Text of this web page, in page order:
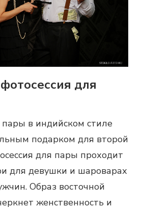
для
пары в индийском стиле
подарком для второй
для пары проходит
для девушки и шароварах
Образ восточной
женственность и